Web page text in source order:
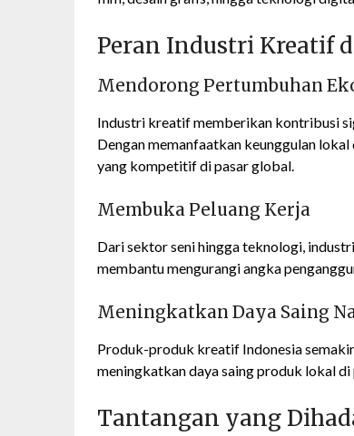
Peran Industri Kreatif
Mendorong Pertumbuhan
Industri kreatif memberikan kontribusi
Dengan memanfaatkan keunggulan
yang kompetitif di pasar global.
Membuka Peluang Kerja
Dari sektor seni hingga teknologi,
membantu mengurangi angka
Meningkatkan Daya Saing
Produk-produk kreatif Indonesia
meningkatkan daya saing produk lokal di
Tantangan yang